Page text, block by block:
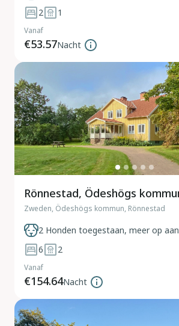
2
1
Vanaf
€53.57Nacht
Rönnestad, Ödeshögs
Zweden, Ödeshögs kommun, Rönnestad
2 Honden toegestaan, meer op
6
2
Vanaf
€154.64Nacht